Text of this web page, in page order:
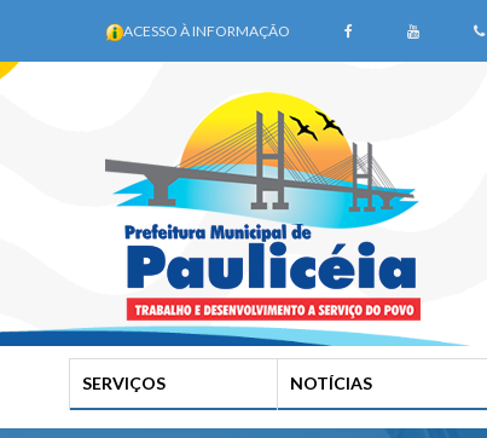
ACESSO À INFORMAÇÃO
SERVIÇOS NOTÍCIAS